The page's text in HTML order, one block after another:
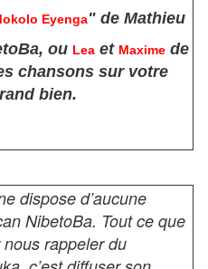
Eyenga" de Mathieu
ou Lea et Maxime de
chansons sur votre
bien.
dispose d’aucune
NibetoBa. Tout ce que
rappeler du